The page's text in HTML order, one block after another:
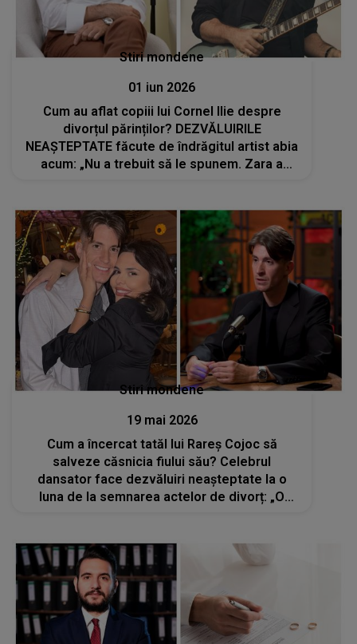
Stiri mondene
01 iun 2026
Cum au aflat copiii lui Cornel Ilie despre
divorțul părinților? DEZVĂLUIRILE
NEAȘTEPTATE făcute de îndrăgitul artist abia
acum: „Nu a trebuit să le spunem. Zara a
Stiri mondene
19 mai 2026
Cum a încercat tatăl lui Rareș Cojoc să
salveze căsnicia fiului său? Celebrul
dansator face dezvăluiri neașteptate la o
luna de la semnarea actelor de divorț: „O